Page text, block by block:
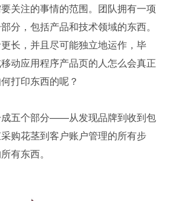
关注的事情的范围。团队拥有一项
分，包括产品和技术领域的东西。
长，并且尽可能独立地运作，毕
动应用程序产品页的人怎么会真正
打印东西的呢？
五个部分——从发现品牌到收到包
购花茎到客户账户管理的所有步
有东西。